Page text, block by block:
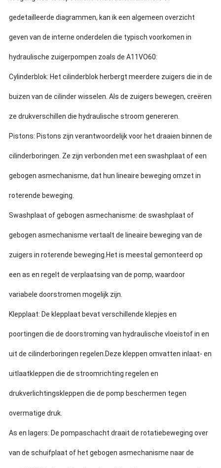
gedetailleerde diagrammen, kan ik een algemeen overzicht
geven van de interne onderdelen die typisch voorkomen in
hydraulische zuigerpompen zoals de A11VO60:
Cylinderblok: Het cilinderblok herbergt meerdere zuigers die in de
buizen van de cilinder wisselen. Als de zuigers bewegen, creëren
ze drukverschillen die hydraulische stroom genereren.
Pistons: Pistons zijn verantwoordelijk voor het draaien binnen de
cilinderboringen. Ze zijn verbonden met een swashplaat of een
gebogen asmechanisme, dat hun lineaire beweging omzet in
roterende beweging.
Swashplaat of gebogen asmechanisme: de swashplaat of
gebogen asmechanisme vertaalt de lineaire beweging van de
zuigers in roterende beweging.Het is meestal gemonteerd op
een as en regelt de verplaatsing van de pomp, waardoor
variabele doorstromen mogelijk zijn.
Klepplaat: De klepplaat bevat verschillende klepjes en
poortingen die de doorstroming van hydraulische vloeistof in en
uit de cilinderboringen regelen.Deze kleppen omvatten inlaat- en
uitlaatkleppen die de stroomrichting regelen en
drukverlichtingskleppen die de pomp beschermen tegen
overmatige druk.
As en lagers: De pompaschacht draait de rotatiebeweging over
van de schuifplaat of het gebogen asmechanisme naar de